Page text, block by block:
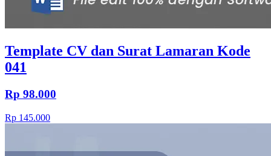
Template CV dan Surat Lamaran Kode
041
Rp 98.000
Rp 145.000